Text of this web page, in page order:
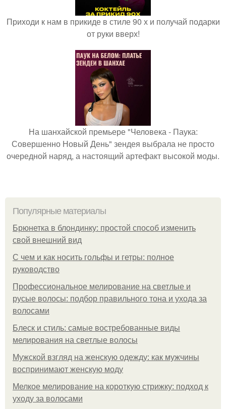
Приходи к нам в прикиде в стиле 90 х и получай подарки
от руки вверх!
На шанхайской премьере "Человека - Паука:
Совершенно Новый День" зендея выбрала не просто
очередной наряд, а настоящий артефакт высокой моды.
Популярные материалы
Брюнетка в блондинку: простой способ изменить
свой внешний вид
С чем и как носить гольфы и гетры: полное
руководство
Профессиональное мелирование на светлые и
русые волосы: подбор правильного тона и ухода за
волосами
Блеск и стиль: самые востребованные виды
мелирования на светлые волосы
Мужской взгляд на женскую одежду: как мужчины
воспринимают женскую моду
Мелкое мелирование на короткую стрижку: подход к
уходу за волосами